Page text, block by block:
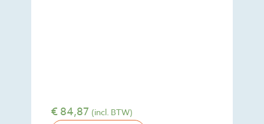
€84,87 (incl. BTW)